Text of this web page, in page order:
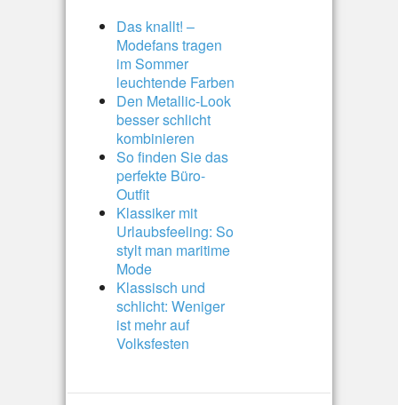
Das knallt! –
Modefans tragen
im Sommer
leuchtende Farben
Den Metallic-Look
besser schlicht
kombinieren
So finden Sie das
perfekte Büro-
Outfit
Klassiker mit
Urlaubsfeeling: So
stylt man maritime
Mode
Klassisch und
schlicht: Weniger
ist mehr auf
Volksfesten